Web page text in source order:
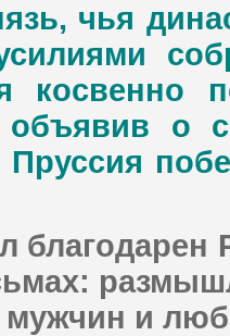
чья
косвенно
объявив о
Пруссия
мужчин и